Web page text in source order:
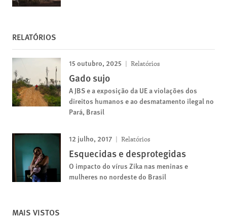
RELATÓRIOS
15 outubro, 2025 Relatórios
Gado sujo
A JBS e a exposição da UE a violações dos
direitos humanos e ao desmatamento ilegal no
Pará, Brasil
12 julho, 2017 Relatórios
Esquecidas e desprotegidas
O impacto do vírus Zika nas meninas e
mulheres no nordeste do Brasil
MAIS VISTOS